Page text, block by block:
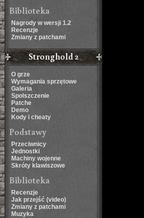
Biblioteka
Nagrody w wersji 1.2
Recenzje
Zmiany z patchami
Stronghold 2
O grze
Wymagania sprzętowe
Galeria
Spolszczenie
Patche
Demo
Kody i cheaty
Podstawy
Przeciwnicy
Jednostki
Machiny wojenne
Skróty klawiszowe
Biblioteka
Recenzje
Jak przejść (video)
Zmiany z patchami
Muzyka